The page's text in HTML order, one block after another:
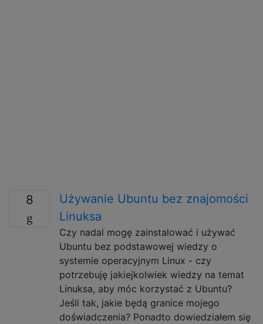
8
Używanie Ubuntu bez znajomości
Linuksa
Czy nadal mogę zainstalować i używać
Ubuntu bez podstawowej wiedzy o
systemie operacyjnym Linux - czy
potrzebuję jakiejkolwiek wiedzy na temat
Linuksa, aby móc korzystać z Ubuntu?
Jeśli tak, jakie będą granice mojego
doświadczenia? Ponadto dowiedziałem się